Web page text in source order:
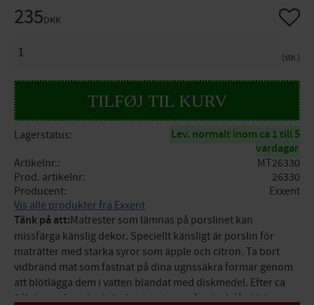
235DKK
stk.
Gem
Lagerstatus
Lev. normalt inom ca 1 till 5
vardagar
Artikelnr.
MT26330
Prod. artikelnr
26330
Producent
Exxent
Vis alle produkter fra Exxent
Tänk på att:Matrester som lämnas på porslinet kan
missfärga känslig dekor. Speciellt känsligt är porslin för
maträtter med starka syror som äpple och citron. Ta bort
vidbränd mat som fastnat på dina ugnssäkra formar genom
att blötlägga dem i vatten blandat med diskmedel. Efter ca
1/2 timma kan du diska bort resterna. Använd då aldrig